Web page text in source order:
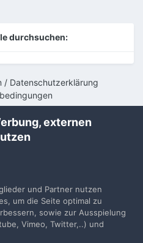
durchsuchen:
/ Datenschutzerklärung
Communityexternen
und Partner nutzen
um die Seite optimal zu
sowie zur Ausspielung
Vimeo, Twitter,..) und